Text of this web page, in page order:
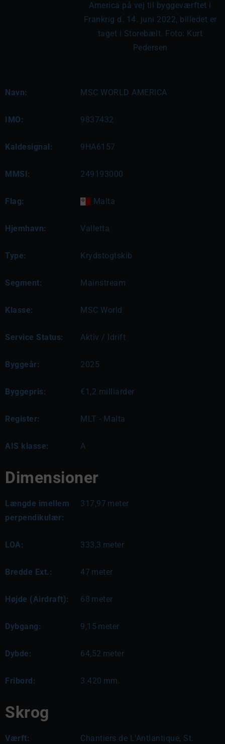
America på vej til byggeværftet i
Frankrig d. 14. juni 2022, billedet er
taget i Storebælt. Foto: Kurt
Pedersen
Navn: MSC WORLD AMERICA
IMO: 9837432
Kaldesignal: 9HA6157
MMSI: 249193000
Flag: Malta
Hjemhavn: Valletta
Type: Krydstogtskib
Segment: Mainstream
Klasse: MSC World
Service Status: Aktiv / Idrift
Byggeår: 2025
Byggepris: €1,2 milliarder
Register: MLT - Malta
AIS klasse: A
Dimensioner
Længde imellem
perpendikulær:
317,97 meter
LOA: 333,3 meter
Bredde Ext.: 47 meter
Højde (Airdraft): 68 meter
Dybgang: 9,15 meter
Dybde: 64,52 meter
Fribord: 3.420 mm.
Skrog
Værft:
Chantiers de L’Antlantique, St.